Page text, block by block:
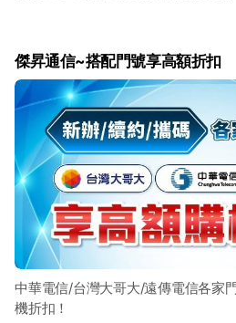
傑昇通信~搭配門號享高額折扣
中華電信/台灣大哥大/遠傳電信各家
機折扣！